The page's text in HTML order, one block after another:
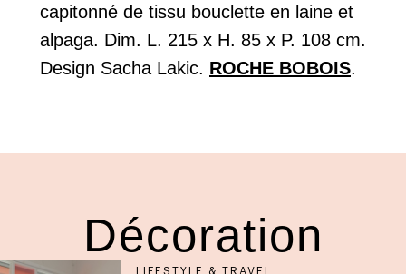
capitonné de tissu bouclette en laine et
alpaga. Dim. L. 215 x H. 85 x P. 108 cm.
Design Sacha Lakic. ROCHE BOBOIS.
Décoration
LIFESTYLE & TRAVEL